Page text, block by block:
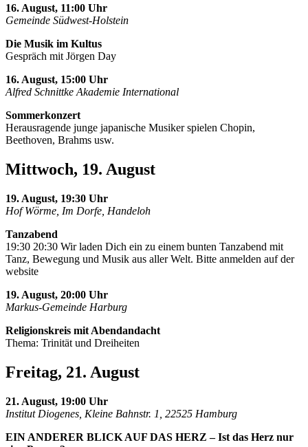
16. August, 11:00 Uhr
Gemeinde Südwest-Holstein
Die Musik im Kultus
Gespräch mit Jörgen Day
16. August, 15:00 Uhr
Alfred Schnittke Akademie International
Sommerkonzert
Herausragende junge japanische Musiker spielen Chopin,
Beethoven, Brahms usw.
Mittwoch, 19. August
19. August, 19:30 Uhr
Hof Wörme, Im Dorfe, Handeloh
Tanzabend
19:30 20:30 Wir laden Dich ein zu einem bunten Tanzabend mit
Tanz, Bewegung und Musik aus aller Welt. Bitte anmelden auf der
website
19. August, 20:00 Uhr
Markus-Gemeinde Harburg
Religionskreis mit Abendandacht
Thema: Trinität und Dreiheiten
Freitag, 21. August
21. August, 19:00 Uhr
Institut Diogenes, Kleine Bahnstr. 1, 22525 Hamburg
EIN ANDERER BLICK AUF DAS HERZ – Ist das Herz nur